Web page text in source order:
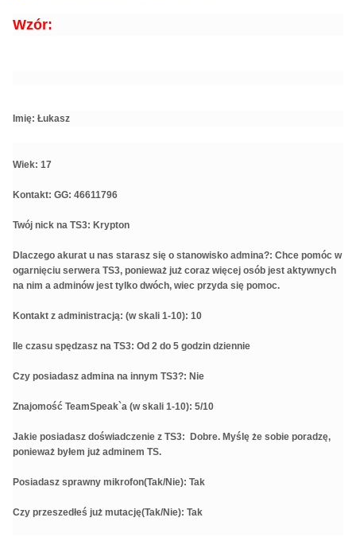
Wzór:
Imię: Łukasz
Wiek: 17
Kontakt: GG: 46611796
Twój nick na TS3: Krypton
Dlaczego akurat u nas starasz się o stanowisko admina?: Chce pomóc w
ogarnięciu serwera TS3, ponieważ już coraz więcej osób jest aktywnych
na nim a adminów jest tylko dwóch, wiec przyda się pomoc.
Kontakt z administracją: (w skali 1-10): 10
Ile czasu spędzasz na TS3: Od 2 do 5 godzin dziennie
Czy posiadasz admina na innym TS3?: Nie
Znajomość TeamSpeak`a (w skali 1-10): 5/10
Jakie posiadasz doświadczenie z TS3: Dobre. Myślę że sobie poradzę,
ponieważ byłem już adminem TS.
Posiadasz sprawny mikrofon(Tak/Nie): Tak
Czy przeszedłeś już mutację(Tak/Nie): Tak